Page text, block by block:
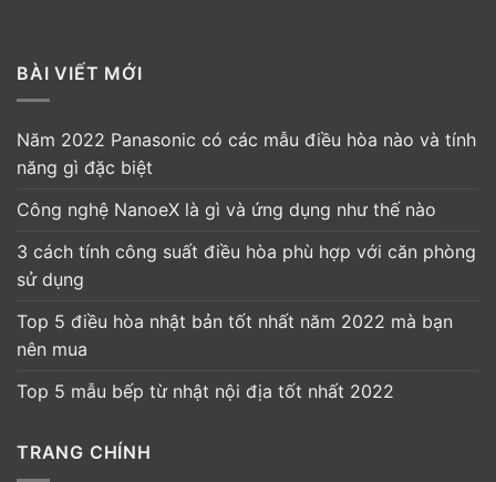
BÀI VIẾT MỚI
Năm 2022 Panasonic có các mẫu điều hòa nào và tính
năng gì đặc biệt
Công nghệ NanoeX là gì và ứng dụng như thế nào
3 cách tính công suất điều hòa phù hợp với căn phòng
sử dụng
Top 5 điều hòa nhật bản tốt nhất năm 2022 mà bạn
nên mua
Top 5 mẫu bếp từ nhật nội địa tốt nhất 2022
TRANG CHÍNH